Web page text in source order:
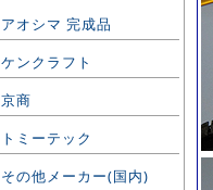
アオシマ 完成品
ケンクラフト
京商
トミーテック
その他メーカー(国内)